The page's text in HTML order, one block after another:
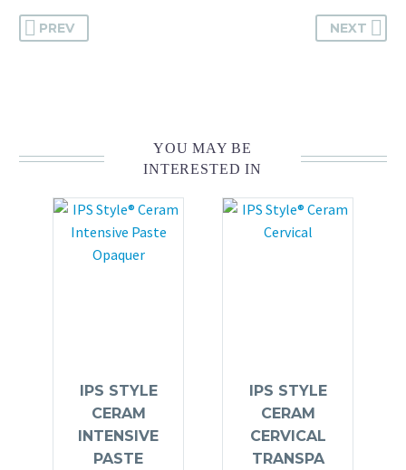
PREV NEXT
YOU MAY BE
INTERESTED IN
IPS STYLE
CERAM
INTENSIVE
PASTE
IPS STYLE
CERAM
CERVICAL
TRANSPA